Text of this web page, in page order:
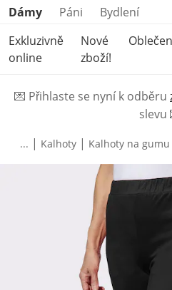
Přeskočit kategorie produktů
Dámy Páni
Bydlení
Exkluzivně
online
Nové
zboží!
💌 Přihlaste se nyní k odběru
slevu
... | Kalhoty | Kalhoty na gumu